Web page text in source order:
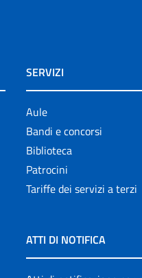
SERVIZI
Aule
Bandi e concorsi
Biblioteca
Patrocini
Tariffe dei servizi a terzi
ATTI DI NOTIFICA